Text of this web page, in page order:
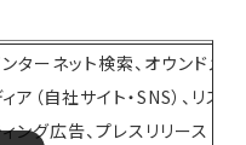
ターネット検索、オウンドメ
ア（自社サイト・SNS）、リス
ング広告、プレスリリース